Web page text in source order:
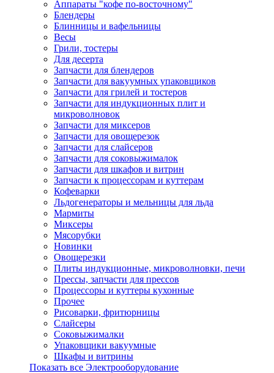
Аппараты "кофе по-восточному"
Блендеры
Блинницы и вафельницы
Весы
Грили, тостеры
Для десерта
Запчасти для блендеров
Запчасти для вакуумных упаковщиков
Запчасти для грилей и тостеров
Запчасти для индукционных плит и
микроволновок
Запчасти для миксеров
Запчасти для овощерезок
Запчасти для слайсеров
Запчасти для соковыжималок
Запчасти для шкафов и витрин
Запчасти к процессорам и куттерам
Кофеварки
Льдогенераторы и мельницы для льда
Мармиты
Миксеры
Мясорубки
Новинки
Овощерезки
Плиты индукционные, микроволновки, печи
Прессы, запчасти для прессов
Процессоры и куттеры кухонные
Прочее
Рисоварки, фритюрницы
Слайсеры
Соковыжималки
Упаковщики вакуумные
Шкафы и витрины
Показать все Электрооборудование